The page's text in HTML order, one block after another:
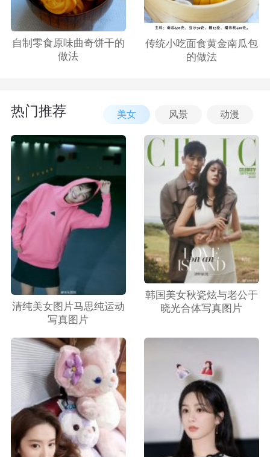
自制零食原味曲奇饼干的
做法
传统小吃面食黄金南瓜包
的做法
热门推荐 美女 风景 动漫
清纯美女图片马思纯运动
写真图片
韩国美女秋瓷炫与老公于
晓光合体写真图片